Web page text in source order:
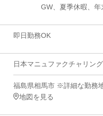
GW、夏季休暇、年末
即日勤務OK
日本マニュファクチャリン
福島県相馬市 ※詳細な勤務
地図を見る